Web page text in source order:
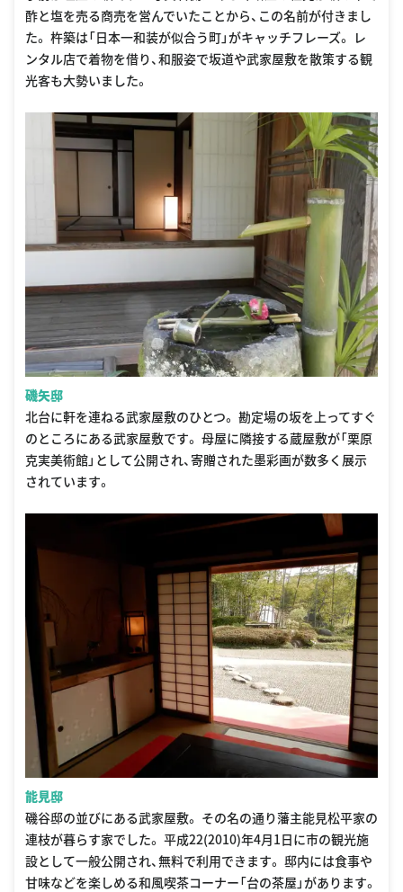
酢と塩を売る商売を営んでいたことから、この名前が付きまし
た。 杵築は「日本一和装が似合う町」がキャッチフレーズ。 レ
ンタル店で着物を借り、和服姿で坂道や武家屋敷を散策する観
光客も大勢いました。
磯矢邸
北台に軒を連ねる武家屋敷のひとつ。 勘定場の坂を上ってすぐ
のところにある武家屋敷です。 母屋に隣接する蔵屋敷が「栗原
克実美術館」として公開され、寄贈された墨彩画が数多く展示
されています。
能見邸
磯谷邸の並びにある武家屋敷。 その名の通り藩主能見松平家の
連枝が暮らす家でした。 平成22(2010)年4月1日に市の観光施
設として一般公開され、無料で利用できます。 邸内には食事や
甘味などを楽しめる和風喫茶コーナー「台の茶屋」があります。